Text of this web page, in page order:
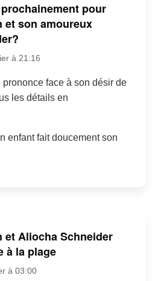
pour
et son amoureux
à 21:16
face à son désir de
les détails en
enfant fait doucement son
et Aliocha Schneider
à la plage
à 03:00